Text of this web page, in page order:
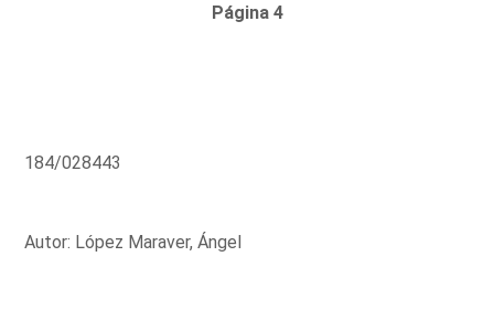
Página 4
184/028443
Autor: López Maraver, Ángel